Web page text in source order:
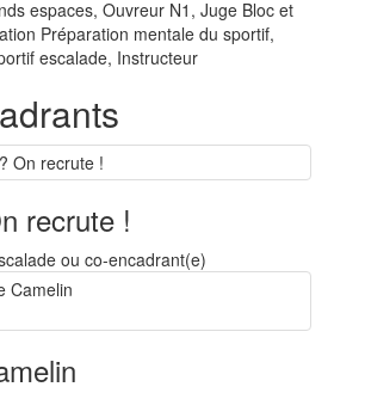
espaces, Ouvreur N1, Juge Bloc et
Préparation mentale du sportif,
escalade, Instructeur
recrute !
ou co-encadrant(e)